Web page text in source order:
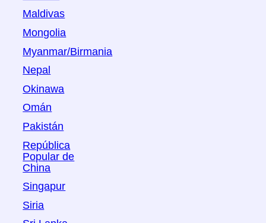
Maldivas
Mongolia
Myanmar/Birmania
Nepal
Okinawa
Omán
Pakistán
República
Popular de
China
Singapur
Siria